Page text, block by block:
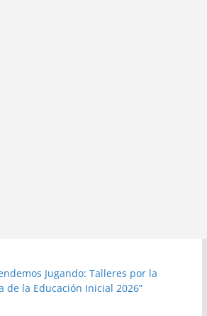
Jugando: Talleres por la
de la Educación Inicial 2026”